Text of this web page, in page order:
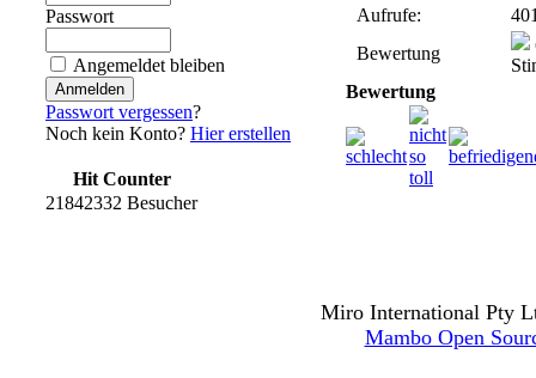
Passwort
Angemeldet bleiben
Passwort vergessen?
Noch kein Konto? Hier erstellen
Hit Counter
21842332 Besucher
Aufrufe:
Bewertung
Bewertung
Miro International Pty
Mambo Open